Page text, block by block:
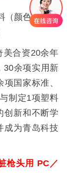
（颜色、性能
合资20余年
30余项实用新
国家标准、
制定1项塑料
创新和不断学
成为青岛科技
枪头用 PC／